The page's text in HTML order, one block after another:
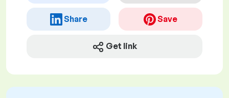
Share Save
Get link